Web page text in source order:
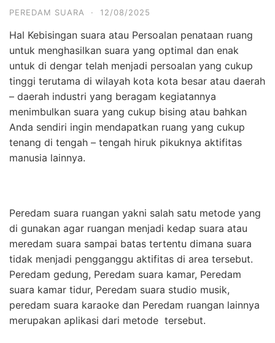
PEREDAM SUARA · 12/08/2025
Hal Kebisingan suara atau Persoalan penataan ruang
untuk menghasilkan suara yang optimal dan enak
untuk di dengar telah menjadi persoalan yang cukup
tinggi terutama di wilayah kota kota besar atau daerah
– daerah industri yang beragam kegiatannya
menimbulkan suara yang cukup bising atau bahkan
Anda sendiri ingin mendapatkan ruang yang cukup
tenang di tengah – tengah hiruk pikuknya aktifitas
manusia lainnya.
Peredam suara ruangan yakni salah satu metode yang
di gunakan agar ruangan menjadi kedap suara atau
meredam suara sampai batas tertentu dimana suara
tidak menjadi pengganggu aktifitas di area tersebut.
Peredam gedung, Peredam suara kamar, Peredam
suara kamar tidur, Peredam suara studio musik,
peredam suara karaoke dan Peredam ruangan lainnya
merupakan aplikasi dari metode tersebut.